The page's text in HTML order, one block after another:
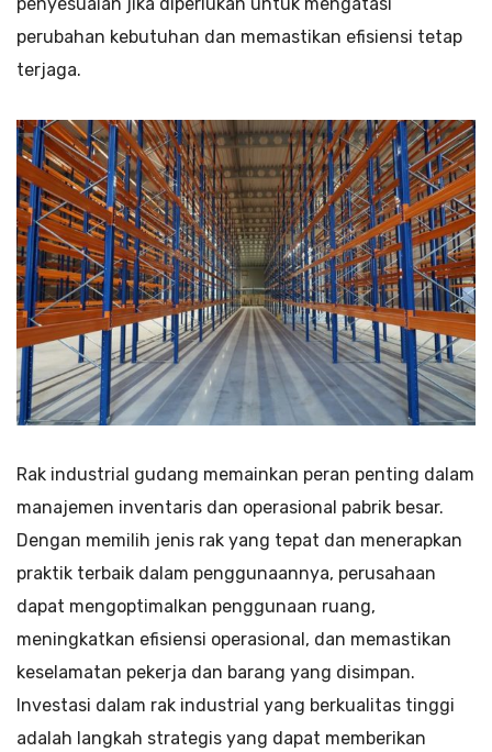
perubahan kebutuhan dan memastikan efisiensi tetap
terjaga.
Rak industrial gudang memainkan peran penting dalam
manajemen inventaris dan operasional pabrik besar.
Dengan memilih jenis rak yang tepat dan menerapkan
praktik terbaik dalam penggunaannya, perusahaan
dapat mengoptimalkan penggunaan ruang,
meningkatkan efisiensi operasional, dan memastikan
keselamatan pekerja dan barang yang disimpan.
Investasi dalam rak industrial yang berkualitas tinggi
adalah langkah strategis yang dapat memberikan